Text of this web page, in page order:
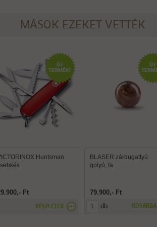
MÁSOK EZEKET VETTÉK
Huntsman
Ft
RÉSZLETEK
BLASER zárdugattyú
golyó, fa
79.900,- Ft
KOSÁRBA
db